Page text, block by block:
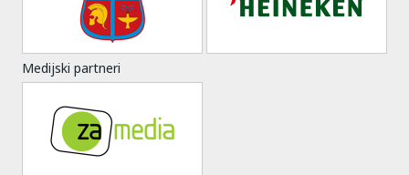
Medijski partneri